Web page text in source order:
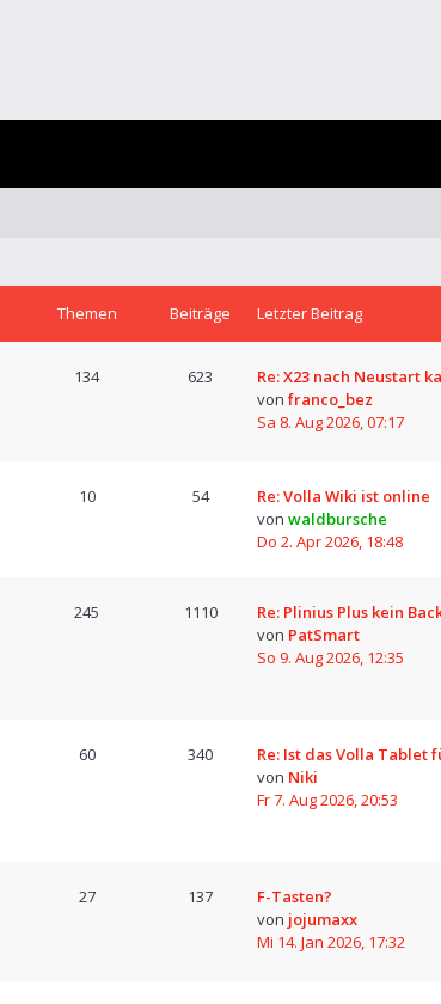
Themen Beiträge Letzter Beitrag
134 623
Re: X23 nach Neustart
von franco_bez
Sa 8. Aug 2026, 07:17
10 54
Re: Volla Wiki ist online
von waldbursche
Do 2. Apr 2026, 18:48
245 1110
Re: Plinius Plus kein
von PatSmart
So 9. Aug 2026, 12:35
60 340
Re: Ist das Volla Tablet
von Niki
Fr 7. Aug 2026, 20:53
27 137
F-Tasten?
von jojumaxx
Mi 14. Jan 2026, 17:32